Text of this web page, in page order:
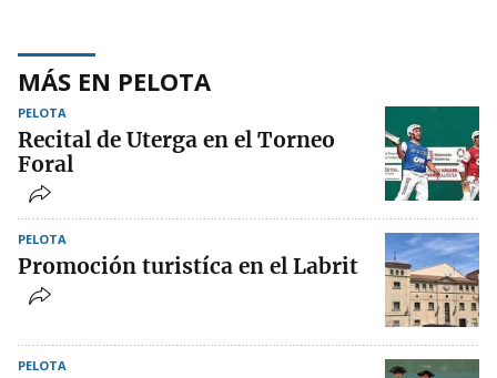
MÁS EN PELOTA
PELOTA
Recital de Uterga en el Torneo
Foral
PELOTA
Promoción turistíca en el Labrit
PELOTA